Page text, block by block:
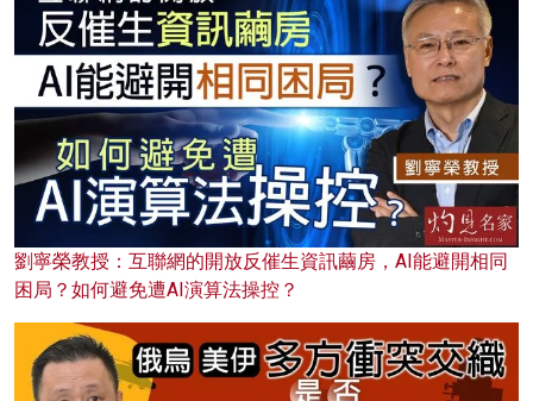
劉寧榮教授：互聯網的開放反催生資訊繭房，AI能避開相同
困局？如何避免遭AI演算法操控？